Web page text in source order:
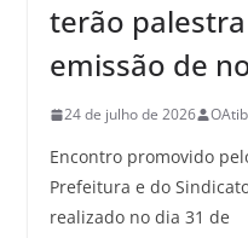
terão
emissão de
24 de julho de 2026
Encontro promovido
Prefeitura e do
realizado no dia 31 de